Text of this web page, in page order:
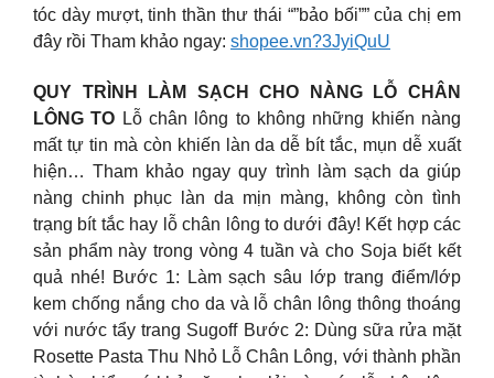
tóc dày mượt, tinh thần thư thái “”bảo bối”” của chị em
đây rồi Tham khảo ngay: shopee.vn?3JyiQuU
QUY TRÌNH LÀM SẠCH CHO NÀNG LỖ CHÂN
LÔNG TO Lỗ chân lông to không những khiến nàng
mất tự tin mà còn khiến làn da dễ bít tắc, mụn dễ xuất
hiện… Tham khảo ngay quy trình làm sạch da giúp
nàng chinh phục làn da mịn màng, không còn tình
trạng bít tắc hay lỗ chân lông to dưới đây! Kết hợp các
sản phẩm này trong vòng 4 tuần và cho Soja biết kết
quả nhé! Bước 1: Làm sạch sâu lớp trang điểm/lớp
kem chống nắng cho da và lỗ chân lông thông thoáng
với nước tẩy trang Sugoff Bước 2: Dùng sữa rửa mặt
Rosette Pasta Thu Nhỏ Lỗ Chân Lông, với thành phần